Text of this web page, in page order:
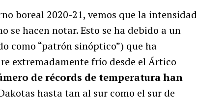
boreal 2020-21, vemos que la intensidad
se hacen notar. Esto se ha debido a un
como “patrón sinóptico”) que ha
extremadamente frío desde el Ártico
de récords de temperatura han
hasta tan al sur como el sur de